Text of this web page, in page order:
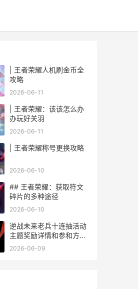
| 王者荣耀人机刷金币全
攻略
2026-06-11
| 王者荣耀：该该怎么办
办玩好关羽
2026-06-11
| 王者荣耀称号更换攻略
2026-06-10
## 王者荣耀：获取符文
碎片的多种途径
2026-06-10
逆战未来老兵十连抽活动
主题奖励详情和参和方式
逆战老兵回归2021
2026-06-09